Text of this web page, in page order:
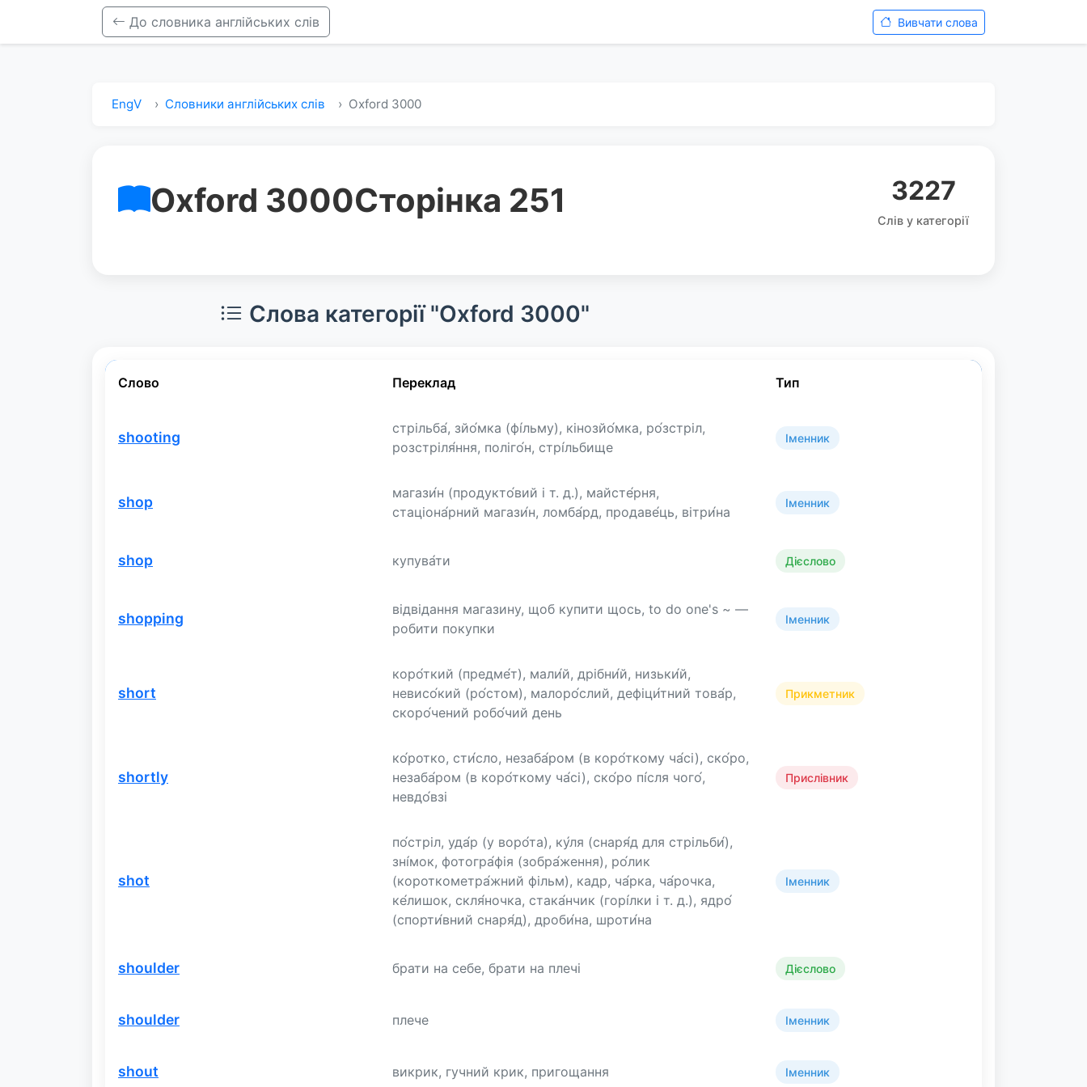
До словника англійських слів Вивчати слова
EngV Словники англійських слів Oxford 3000
Oxford 3000Сторінка 251 3227
Слів у категорії
Слова категорії "Oxford 3000"
Слово Переклад Тип
shooting
стрільба́, зйо́мка (фі́льму), кінозйо́мка, ро́зстріл,
розстріля́ння, поліго́н, стрі́льбище
Іменник
shop
магази́н (продукто́вий і т. д.), майсте́рня,
стаціона́рний магази́н, ломба́рд, продаве́ць, вітри́на
Іменник
shop купува́ти Дієслово
shopping
відвідання магазину, щоб купити щось, to do one's ~ —
робити покупки
Іменник
short
коро́ткий (предме́т), мали́й, дрібни́й, низьки́й,
невисо́кий (ро́стом), малоро́слий, дефіци́тний това́р,
скоро́чений робо́чий день
Прикметник
shortly
ко́ротко, сти́сло, незаба́ром (в коро́ткому ча́сі), ско́ро,
незаба́ром (в коро́ткому ча́сі), ско́ро пі́сля чого́,
невдо́взі
Прислівник
shot
по́стріл, уда́р (у воро́та), ку́ля (снаря́д для стрільби́),
зні́мок, фотогра́фія (зобра́ження), ро́лик
(короткометра́жний фільм), кадр, ча́рка, ча́рочка,
ке́лишок, скля́ночка, стака́нчик (горі́лки і т. д.), ядро́
(спорти́вний снаря́д), дроби́на, шроти́на
Іменник
shoulder брати на себе, брати на плечі Дієслово
shoulder плече Іменник
shout викрик, гучний крик, пригощання Іменник